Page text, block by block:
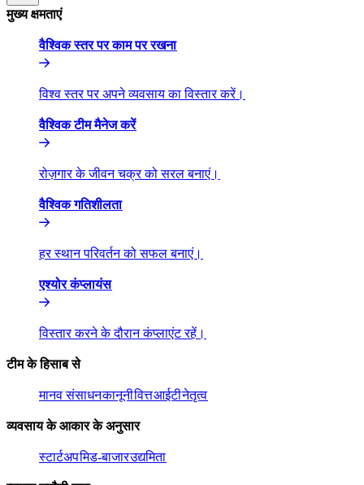
मुख्य क्षमताएं​​
वैश्विक स्तर पर काम पर रखना​​
विश्व स्तर पर अपने व्यवसाय का विस्तार करें।​​
वैश्विक टीम मैनेज करें​​
रोज़गार के जीवन चक्र को सरल बनाएं।​​
वैश्विक गतिशीलता​​
हर स्थान परिवर्तन को सफल बनाएं।​​
एश्योर कंप्लायंस​​
विस्तार करने के दौरान कंप्लाएंट रहें।​​
टीम के हिसाब से​​
मानव संसाधन​​कानूनी​​वित्त​​आईटी​​नेतृत्व​​
व्यवसाय के आकार के अनुसार​​
स्टार्टअप​​मिड-बाजार​​उद्यमिता​​